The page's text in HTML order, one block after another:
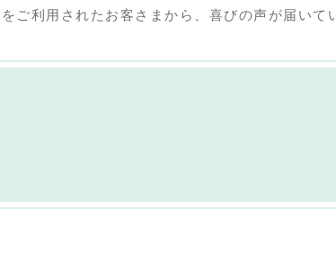
ご利用されたお客さまから、喜びの声が届いて